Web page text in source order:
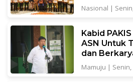
Nasional |
Kabid
ASN Untuk
dan
Mamuju | Senin,